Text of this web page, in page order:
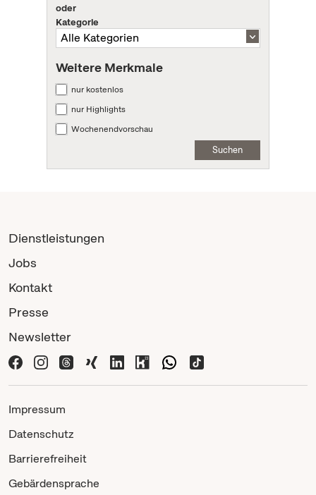
oder
Kategorie
Weitere Merkmale
nur kostenlos
nur Highlights
Wochenendvorschau
Suchen
Dienstleistungen
Jobs
Kontakt
Presse
Newsletter
Impressum
Datenschutz
Barrierefreiheit
Gebärdensprache